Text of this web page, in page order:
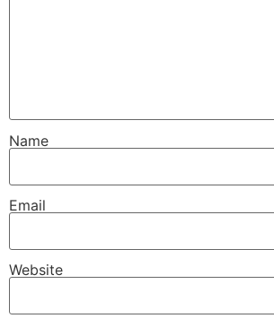
Name
Email
Website